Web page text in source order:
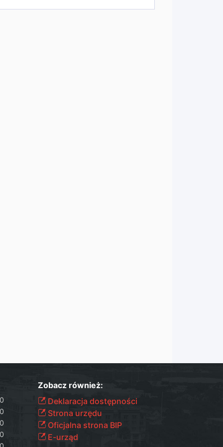
Zobacz również:
Deklaracja dostępności
Strona urzędu
Oficjalna strona BIP
E-urząd